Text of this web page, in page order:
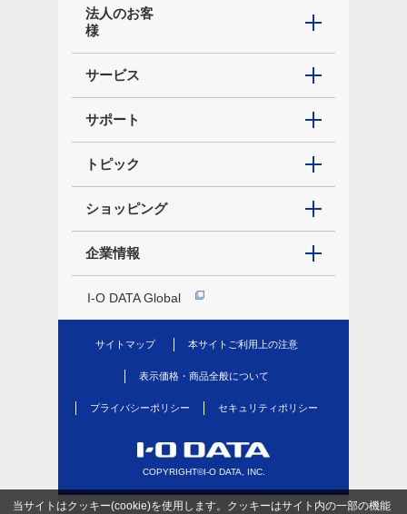
法人のお客
様
サービス
サポート
トピック
ショッピング
企業情報
I-O DATA Global
サイトマップ 本サイトご利用上の注意
表示価格・商品全般について
プライバシーポリシー セキュリティポリシー
COPYRIGHT©I-O DATA, INC.
当サイトはクッキー(cookie)を使用します。クッキーはサイト内の一部の機能